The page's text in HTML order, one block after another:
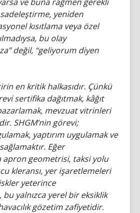
yeniden
kısıtlama veya özel
bu olay
değil, “geliyorum diyen
en kritik halkasıdır. Çünkü
sertifika dağıtmak, kâğıt
mevzuat vitrinleri
SHGM’nin görevi;
yaptırım uygulamak ve
Eğer
apron geometrisi, taksi yolu
kleransı, yer işaretlemeleri
yeterince
yalnızca yerel bir eksiklik
gözetim zafiyetidir.